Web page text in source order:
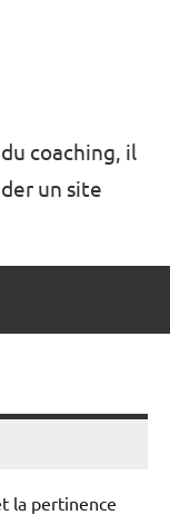
coaching, il
un site
la pertinence